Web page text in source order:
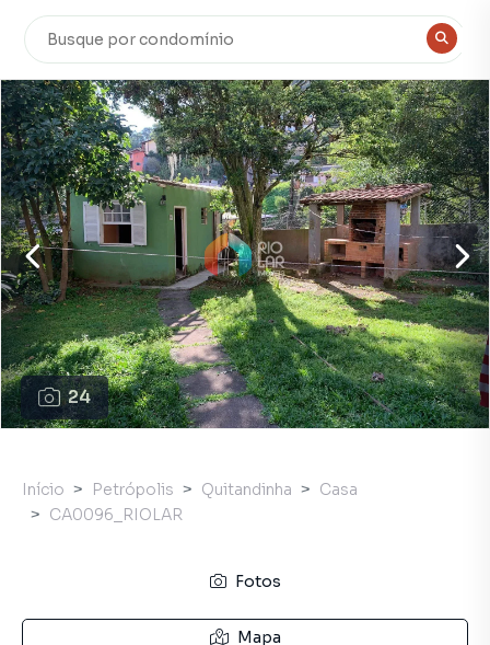
24
Início Petrópolis Quitandinha
Casa
CA0096_RIOLAR
Fotos
Mapa